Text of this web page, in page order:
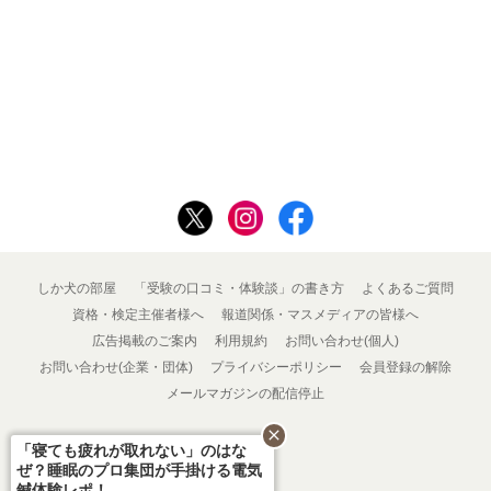
しか犬の部屋 「受験の口コミ・体験談」の書き方
よくあるご質問
資格・検定主催者様へ
報道関係・マスメディアの皆様へ
広告掲載のご案内
利用規約
お問い合わせ(個人)
お問い合わせ(企業・団体)
プライバシーポリシー
会員登録の解除
メールマガジンの配信停止
「寝ても疲れが取れない」のはな
ぜ？睡眠のプロ集団が手掛ける電気
close